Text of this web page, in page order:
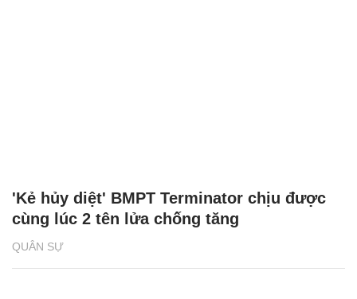
QUÂN SỰ
'Kẻ hủy diệt' BMPT Terminator chịu được
cùng lúc 2 tên lửa chống tăng